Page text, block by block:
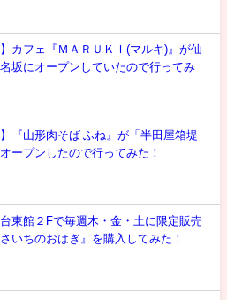
】カフェ『ＭＡＲＵＫＩ(マルキ)』が仙
坂にオープンしていたので行ってみ
】『山形肉そば ふね』が「半田屋箱堤
ープンしたので行ってみた！
東館２Fで毎週木・金・土に限定販売
いちのおはぎ』を購入してみた！